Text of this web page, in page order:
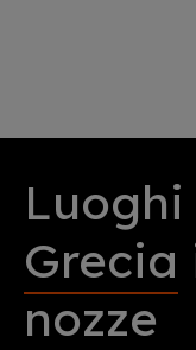
Grecia
nozze